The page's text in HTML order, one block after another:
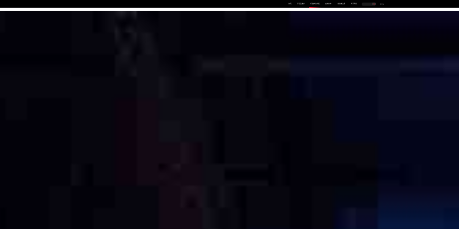
首页 产品及服务 行业解决方案 合作伙伴 投资者关系 关于我们 中EN